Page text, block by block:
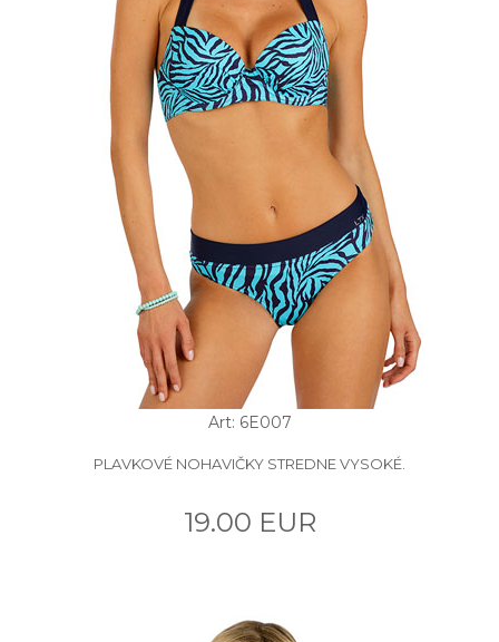
Art: 6E007
PLAVKOVÉ NOHAVIČKY STREDNE VYSOKÉ.
19.00 EUR